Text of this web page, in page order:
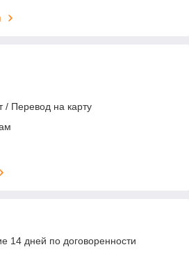
/ Перевод на карту
14 дней по договоренности